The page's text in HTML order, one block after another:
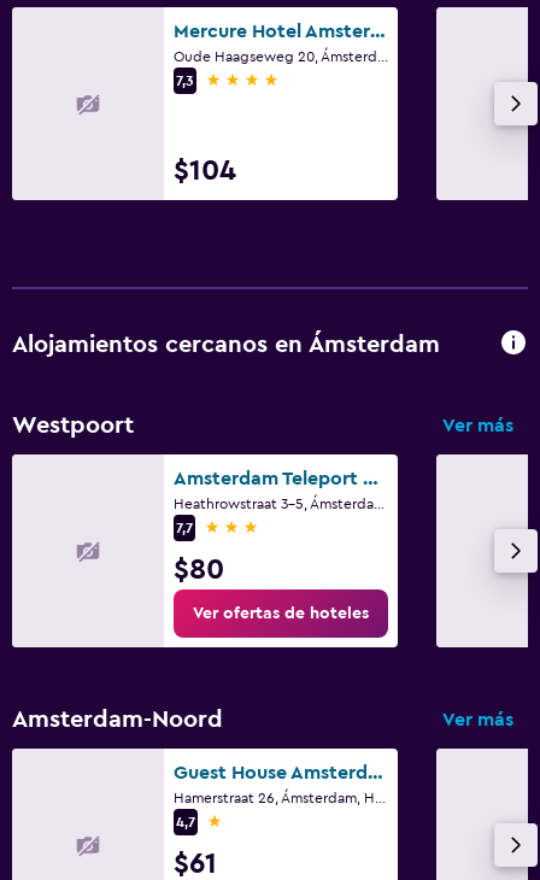
Mercure Hotel Amsterdam West
7,3
4 estrellas
$104
Alojamientos cercanos en Ámsterdam
Westpoort Ver más
Amsterdam Teleport Hotel
7,7
3 estrellas
$80
Ver ofertas de hoteles
Amsterdam-Noord Ver más
Guest House Amsterdam
4,7
1 estrella
$61